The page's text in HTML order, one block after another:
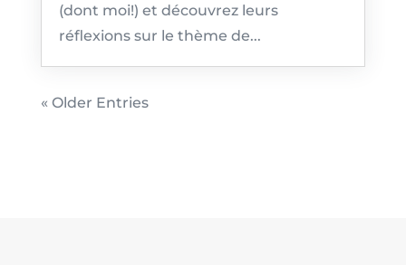
(dont moi!) et découvrez leurs
réflexions sur le thème de...
« Older Entries